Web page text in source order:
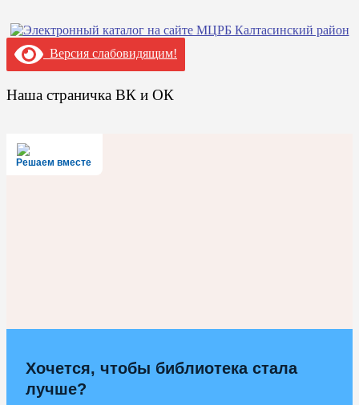
Версия слабовидящим!
Наша страничка ВК и ОК
Решаем вместе
Хочется, чтобы библиотека стала
лучше?